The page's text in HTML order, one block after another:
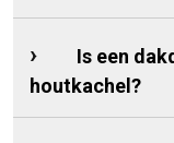
Is een
houtkachel?